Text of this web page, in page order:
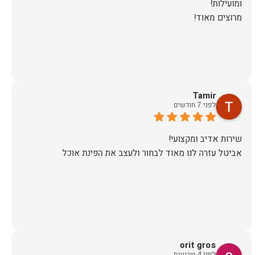
מרוצים מאוד!
Tamir
לפני 7 חודשים
אביטל עזרה לנו מאוד לבחור ולעצב את הפינת אוכל
orit gros